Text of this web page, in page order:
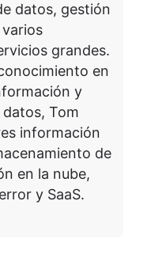
datos, gestión
grandes.
en
y
Tom
información
de
en la nube,
y SaaS.